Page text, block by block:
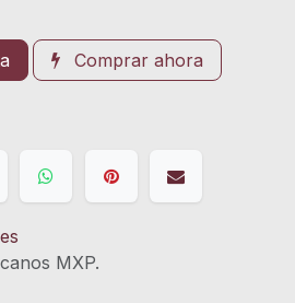
Comprar ahora
MXP.
IVA